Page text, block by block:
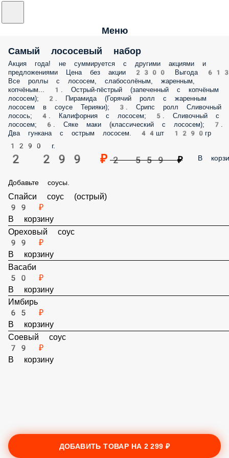
Меню
Самый лососевый набор
Акция года! не суммируется с другими акциями и
предложениями Цена без акции 2300 Выгода
Все роллы с лососем, слабосолёным, жаренным,
копчёным... 1. Острый-пёстрый (запеченный с копчёным
лососем); 2. Пирамида (Горячий ролл с жаренным
лососем в соусе Терияки); 3. Срипс ролл Сливочный
лосось; 4. Калифорния с лососем; 5. Сливочный с
лососем; 6. Сяке маки (классический с лососем); 7.
Два гункана с острым лососем. 44шт 1290гр
1290 г.
2 299 ₽ 2 559 ₽ В
Добавьте соусы.
Спайси соус (острый)
99 ₽
В корзину
Ореховый соус
99 ₽
В корзину
Васаби
50 ₽
В корзину
Имбирь
65 ₽
В корзину
ДОБАВИТЬ ТОВАР НА 2 299 ₽